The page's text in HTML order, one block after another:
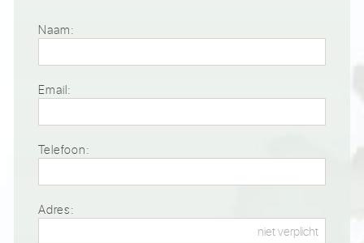
Naam:
Email:
Telefoon:
Adres: